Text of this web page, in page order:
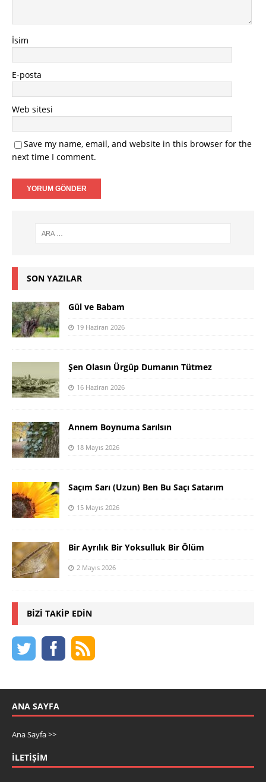
İsim
E-posta
Web sitesi
Save my name, email, and website in this browser for the
next time I comment.
SON YAZILAR
Gül ve Babam
19 Haziran 2026
Şen Olasın Ürgüp Dumanın Tütmez
16 Haziran 2026
Annem Boynuma Sarılsın
18 Mayıs 2026
Saçım Sarı (Uzun) Ben Bu Saçı Satarım
15 Mayıs 2026
Bir Ayrılık Bir Yoksulluk Bir Ölüm
2 Mayıs 2026
BIZI TAKIP EDIN
ANA SAYFA
Ana Sayfa >>
İLETIŞIM